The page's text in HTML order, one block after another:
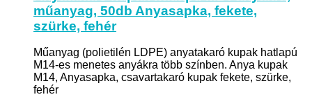
műanyag, 50db Anyasapka, fekete,
szürke, fehér
Műanyag (polietilén LDPE) anyatakaró kupak hatlapú
M14-es menetes anyákra több színben. Anya kupak
M14, Anyasapka, csavartakaró kupak fekete, szürke,
fehér